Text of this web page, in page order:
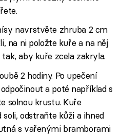
navrstvěte zhruba 2 cm
na ni položte kuře a na něj
aby kuře zcela zakryla.
2 hodiny. Po upečení
a poté například s
solnou krustu. Kuře
odstraňte kůži a ihned
s vařenými bramborami